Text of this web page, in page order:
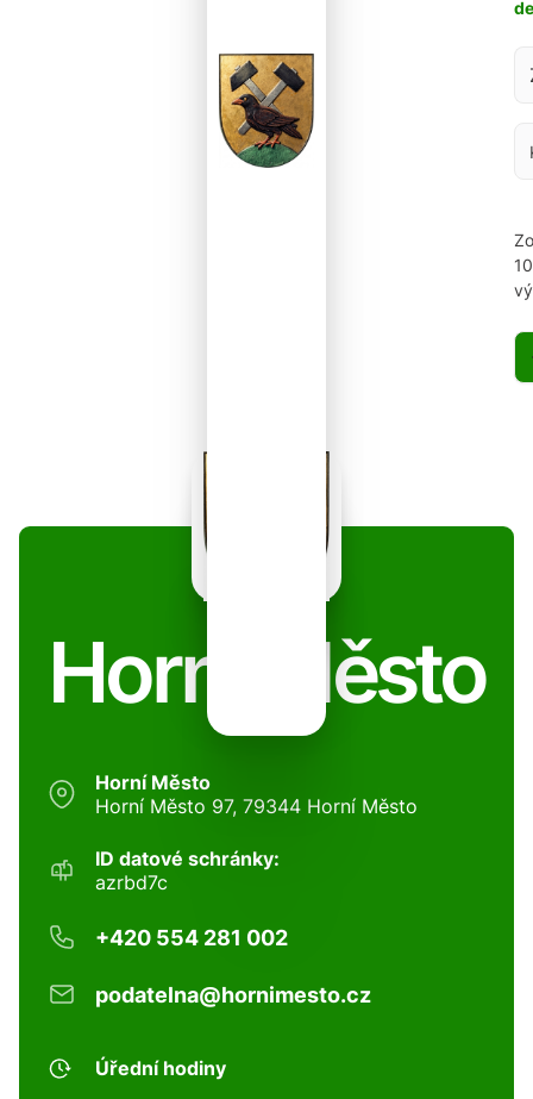
Horní Město
Horní Město
Horní Město 97, 79344 Horní Město
ID datové schránky:
azrbd7c
+420 554 281 002
podatelna@hornimesto.cz
Úřední hodiny